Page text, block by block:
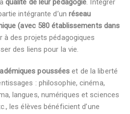
qualité de leur pédagogie. Intégrer
intégrante d’un réseau
(avec 580 établissements dans
à des projets pédagogiques
des liens pour la vie.
poussées et de la liberté
: philosophie, cinéma,
langues, numériques et sciences
les élèves bénéficient d’une